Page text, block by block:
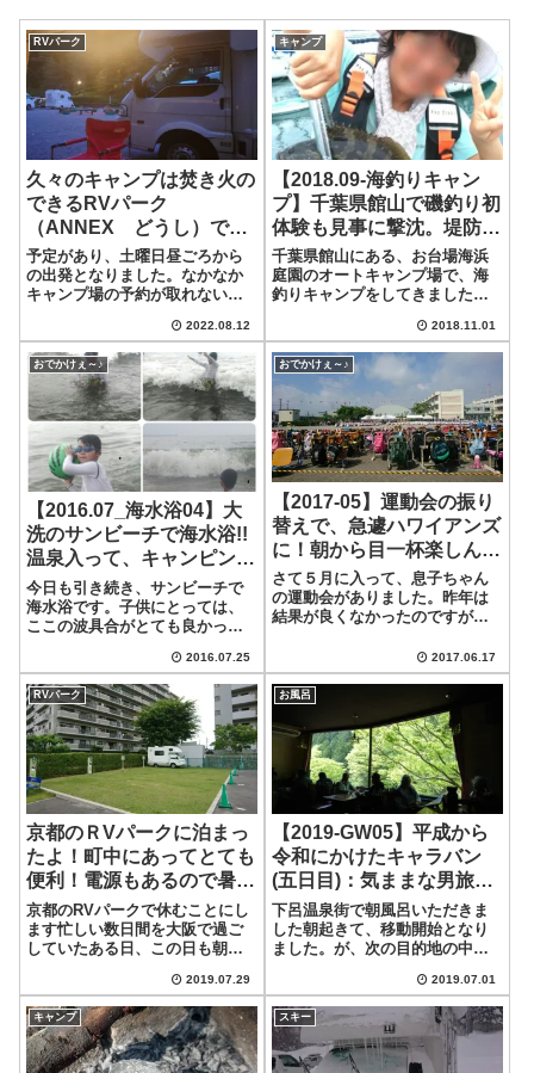
RVパーク
久々のキャンプは焚き火の
できるRVパーク
（ANNEX どうし）でマ
ッタリ・ユックリ！都会は
30度以上なのに道志は涼
しくて最高！この夏はじめ
て蝉の声聞いたよ!
予定があり、土曜日昼ごろから
の出発となりました。なかなか
キャンプ場の予約が取れないて
取りやすい気がします。今回は
道志にあるRVパーク「ANNEX
道志」にやってきました。ここ
には砂利が敷き詰められた９つ
のサイト...
2022.08.12
キャンプ
【2018.09-海釣りキャン
プ】千葉県館山で磯釣り初
体験も見事に撃沈。堤防で
サビキしたら思わぬ高級魚
ゲットで大満足！
千葉県館山にある、お台場海浜
庭園のオートキャンプ場で、海
釣りキャンプをしてきました。
雨もぱらついたりした生憎の天
気(泣)でも、暑いよりマシとポジ
ティブシンキングで楽しむこと
にしました！久々にテントを建
ててみました...
2018.11.01
おでかけぇ～♪
【2016.07_海水浴04】大
洗のサンビーチで海水浴!!
温泉入って、キャンピング
カーでプチお誕生会しまし
た♪
今日も引き続き、サンビーチで
海水浴です。子供にとっては、
ここの波具合がとても良かった
す。サンビーチで海水浴♪しか
し、ここのビーチは広いですね♪
そして、適度な高さの波が遠浅
のビーチに立ち、とても楽しめ
ます。水も綺麗で...
2016.07.25
おでかけぇ～♪
【2017-05】運動会の振り
替えで、急遽ハワイアンズ
に！朝から目一杯楽しんだ
よ♪
さて５月に入って、息子ちゃん
の運動会がありました。昨年は
結果が良くなかったのですが、
ムが優勝することができて、大
満足だったようです♪ということ
で、土曜日の運動会の振り替え
休日ということで、息子ちゃん
は月曜日もお休...
2017.06.17
RVパーク
京都のＲVパークに泊まっ
たよ！町中にあってとても
便利！電源もあるので暑い
夏の京都も快適に車中泊で
きるね
京都のRVパークで休むことにし
ます忙しい数日間を大阪で過ご
していたある日、この日も朝か
た。夕方になり、大阪を出発し
たのですが、とても関東まで運
転する体力は残っていません。
高速道路に乗って、早々にサー
ビスエリアかパ...
2019.07.29
お風呂
【2019-GW05】平成から
令和にかけたキャラバン
(五日目)：気ままな男旅も
とうとうおしまい…。でも
キャラバンは続きます。下
呂～中津川～モンゴルまで
下呂温泉街で朝風呂いただきま
した朝起きて、移動開始となり
ました。が、次の目的地の中津
間帯でもあったので、少し遠回
りになりますが、下呂温泉街に
寄って行くことにしました。。
下呂温泉の中心部にある駐車場
にアミティを停め...
2019.07.01
キャンプ スキー